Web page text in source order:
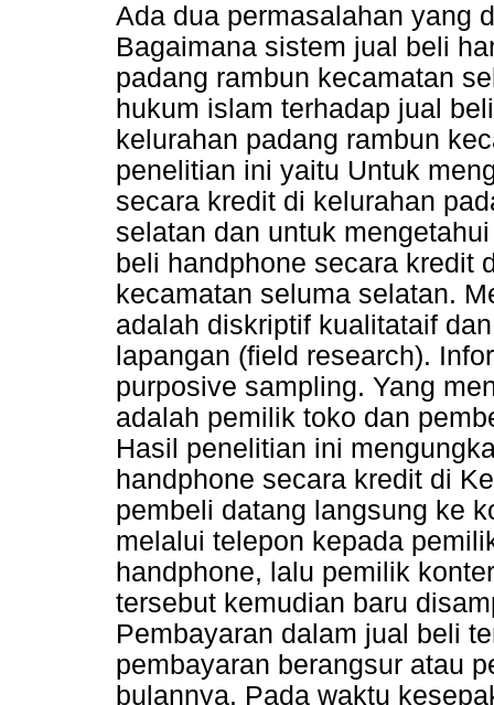
Ada dua permasalahan yang
Bagaimana sistem jual beli
padang rambun kecamatan
hukum islam terhadap jual
kelurahan padang rambun
penelitian ini yaitu Untuk
secara kredit di kelurahan
selatan dan untuk
beli handphone secara kredit
kecamatan seluma selatan.
adalah diskriptif kualitataif
lapangan (field research).
purposive sampling. Yang
adalah pemilik toko dan
Hasil penelitian ini
handphone secara kredit di
pembeli datang langsung ke
melalui telepon kepada
handphone, lalu pemilik
tersebut kemudian baru
Pembayaran dalam jual beli
pembayaran berangsur atau
bulannya. Pada waktu